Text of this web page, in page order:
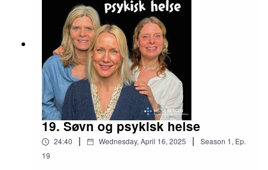
søvnsjukdommane, korfor dei krev ulik
tilnærming og kva medisinske spesialitetar som
kan hjelpe.
19. Søvn og psykisk helse
24:40 | Wednesday, April 16, 2025 | Season 1, Ep.
19